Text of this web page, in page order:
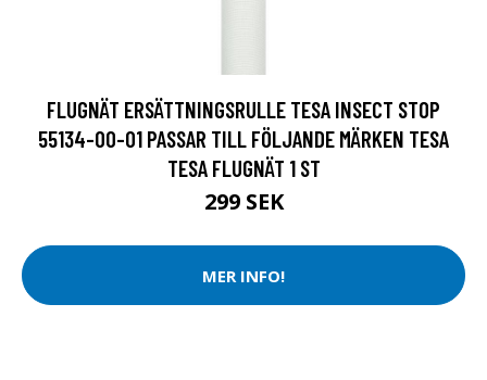
FLUGNÄT ERSÄTTNINGSRULLE TESA INSECT STOP
55134-00-01 PASSAR TILL FÖLJANDE MÄRKEN TESA
TESA FLUGNÄT 1 ST
299 SEK
MER INFO!